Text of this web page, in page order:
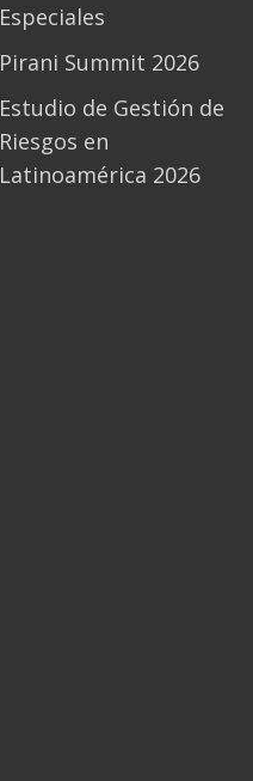
Especiales
Pirani Summit 2026
Estudio de Gestión de
Riesgos en
Latinoamérica 2026